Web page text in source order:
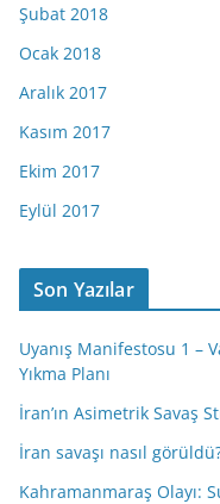
Şubat 2018
Ocak 2018
Aralık 2017
Kasım 2017
Ekim 2017
Eylül 2017
Son Yazılar
Uyanış Manifestosu 1 –
Yıkma Planı
İran’ın Asimetrik Savaş
İran savaşı nasıl
Kahramanmaraş Olayı: